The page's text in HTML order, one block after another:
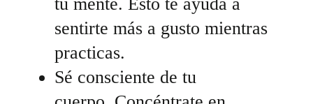
sentirte más a gusto mientras
practicas.
Sé consciente de tu